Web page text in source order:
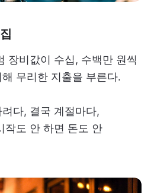
장비값이 수십, 수백만 원씩
무리한 지출을 부른다.
다, 결국 계절마다,
작도 안 하면 돈도 안